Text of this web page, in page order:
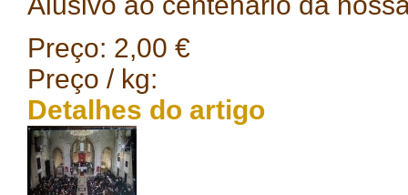
Preço: 2,00 €
Preço / kg:
Detalhes do artigo